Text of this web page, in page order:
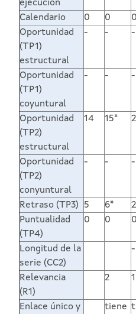
ejecución
Calendario 0 0 0
Oportunidad
(TP1)
estructural
- - -
Oportunidad
(TP1)
coyuntural
- - -
Oportunidad
(TP2)
estructural
14 15*
Oportunidad
(TP2)
conyuntural
- - -
Retraso (TP3) 5 6*
Puntualidad
(TP4)
0 0 0
Longitud de la
serie (CC2)
-
Relevancia
(R1)
2 1
Enlace único y
tiene